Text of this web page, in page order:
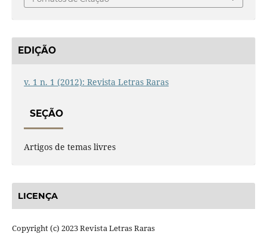
EDIÇÃO
v. 1 n. 1 (2012): Revista Letras Raras
SEÇÃO
Artigos de temas livres
LICENÇA
Copyright (c) 2023 Revista Letras Raras